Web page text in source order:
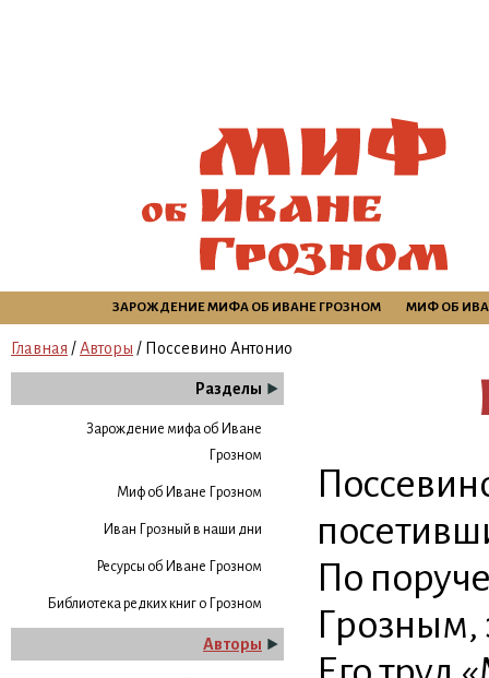
ЗАРОЖДЕНИЕ МИФА ОБ ИВАНЕ ГРОЗНОМ МИФ ОБ
Главная /Авторы / Поссевино Антонио
Разделы
Зарождение мифа об Иване
Грозном
Миф об Иване Грозном
Иван Грозный в наши дни
Ресурсы об Иване Грозном
Библиотека редких книг о Грозном
Авторы
По
Грозным,